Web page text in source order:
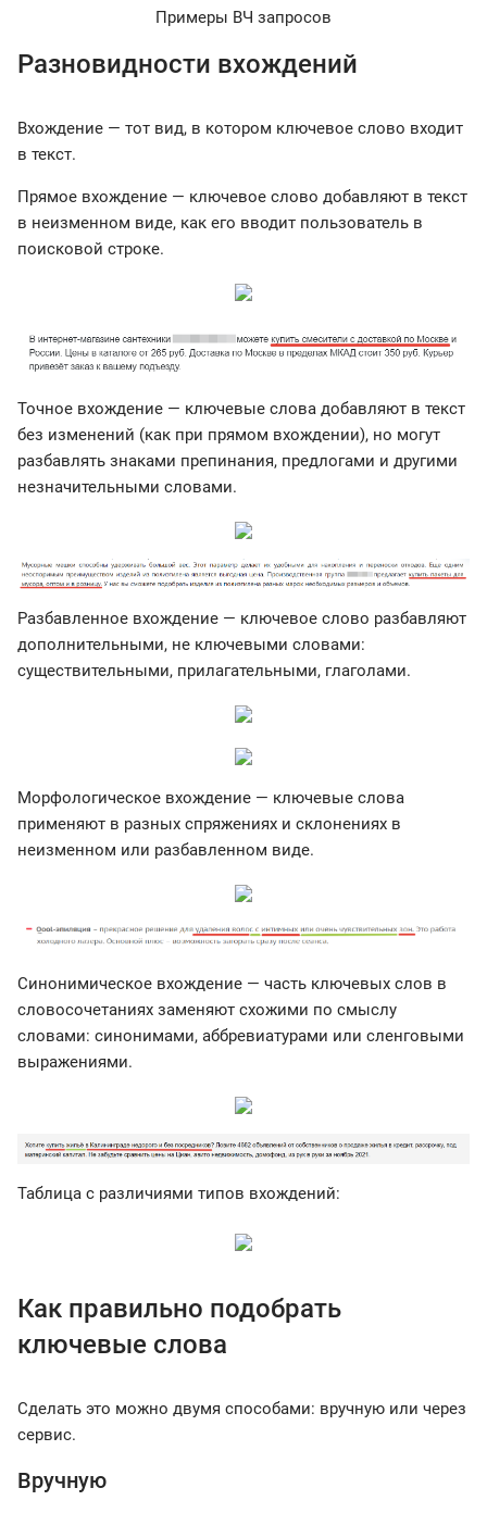
Примеры ВЧ запросов
Разновидности вхождений
Вхождение — тот вид, в котором ключевое слово входит
в текст.
Прямое вхождение — ключевое слово добавляют в текст
в неизменном виде, как его вводит пользователь в
поисковой строке.
Точное вхождение — ключевые слова добавляют в текст
без изменений (как при прямом вхождении), но могут
разбавлять знаками препинания, предлогами и другими
незначительными словами.
Разбавленное вхождение — ключевое слово разбавляют
дополнительными, не ключевыми словами:
существительными, прилагательными, глаголами.
Морфологическое вхождение — ключевые слова
применяют в разных спряжениях и склонениях в
неизменном или разбавленном виде.
Синонимическое вхождение — часть ключевых слов в
словосочетаниях заменяют схожими по смыслу
словами: синонимами, аббревиатурами или сленговыми
выражениями.
Таблица с различиями типов вхождений:
Как правильно подобрать
ключевые слова
Сделать это можно двумя способами: вручную или через
сервис.
Вручную